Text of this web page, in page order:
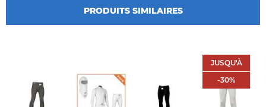
PRODUITS SIMILAIRES
JUSQU'À
30%
JUSQU'À
-30%